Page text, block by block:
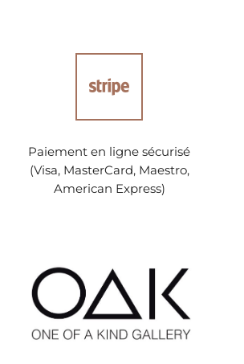
Paiement en ligne sécurisé
(Visa, MasterCard, Maestro,
American Express)